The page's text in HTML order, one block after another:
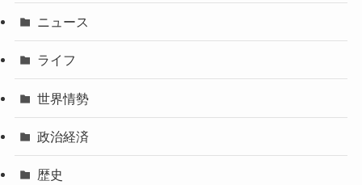
ニュース
ライフ
世界情勢
政治経済
歴史